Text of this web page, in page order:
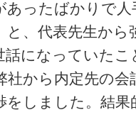
あったばかりで
と、代表先生か
話になっていた
社から内定先の会
をしました。結果